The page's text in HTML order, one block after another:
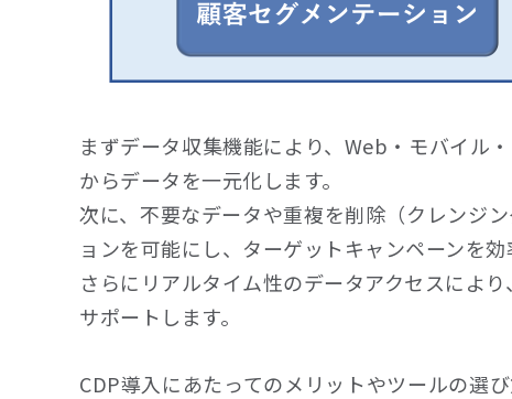
まずデータ収集機能により、Web・モバイル
からデータを一元化します。
次に、不要なデータや重複を削除（クレンジ
ョンを可能にし、ターゲットキャンペーンを効
さらにリアルタイム性のデータアクセスによ
サポートします。
CDP導入にあたってのメリットやツールの選